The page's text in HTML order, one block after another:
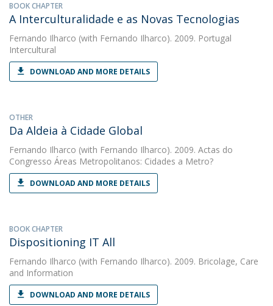
BOOK CHAPTER
A Interculturalidade e as Novas Tecnologias
Fernando Ilharco (with Fernando Ilharco). 2009. Portugal
Intercultural
DOWNLOAD AND MORE DETAILS
OTHER
Da Aldeia à Cidade Global
Fernando Ilharco (with Fernando Ilharco). 2009. Actas do
Congresso Áreas Metropolitanos: Cidades a Metro?
DOWNLOAD AND MORE DETAILS
BOOK CHAPTER
Dispositioning IT All
Fernando Ilharco (with Fernando Ilharco). 2009. Bricolage, Care
and Information
DOWNLOAD AND MORE DETAILS